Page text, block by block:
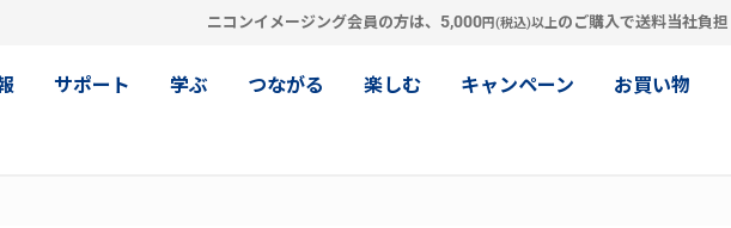
ニコンイメージング会員の方は、 5,000円(税込)以上のご購入で送料当社負担
サポート 学ぶ つながる 楽しむ キャンペーン お買い物